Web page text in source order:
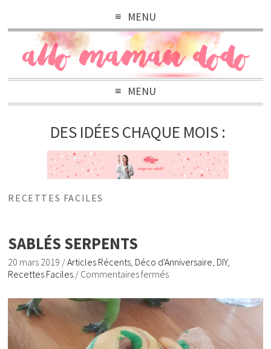
MENU
MENU
DES IDÉES CHAQUE MOIS :
RECETTES FACILES
SABLÉS SERPENTS
20 mars 2019 /Articles Récents Déco d'Anniversaire DIY,
Recettes Faciles / Commentaires fermés